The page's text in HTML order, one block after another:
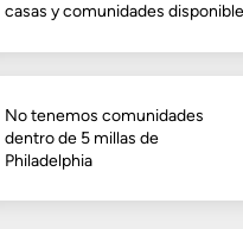
casas y comunidades
No tenemos comunidades
dentro de 5 millas de
Philadelphia